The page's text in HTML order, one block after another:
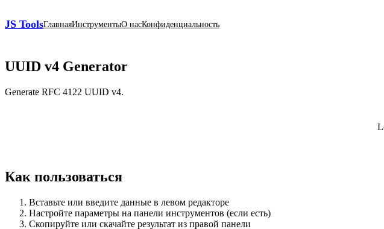
JS ToolsГлавнаяИнструментыО насКонфиденциальность
UUID v4 Generator
Generate RFC 4122 UUID v4.
Как пользоваться
Вставьте или введите данные в левом редакторе
Настройте параметры на панели инструментов (если есть)
Скопируйте или скачайте результат из правой панели